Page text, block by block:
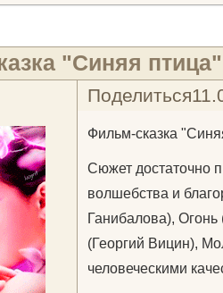
"Синяя птица"
Поделиться
Фильм-сказка
Сюжет достаточно
волшебства и
Ганибалова),
(Георгий Вицин),
человеческими